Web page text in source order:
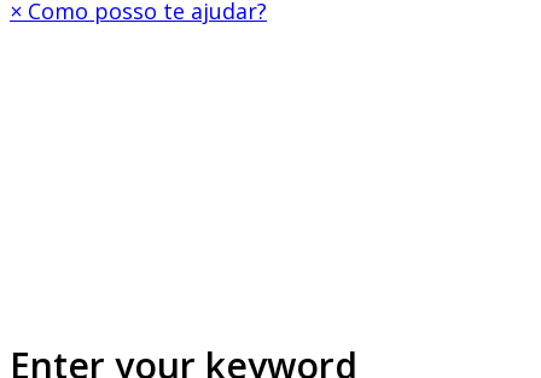
× Como posso te ajudar?
Enter your keyword